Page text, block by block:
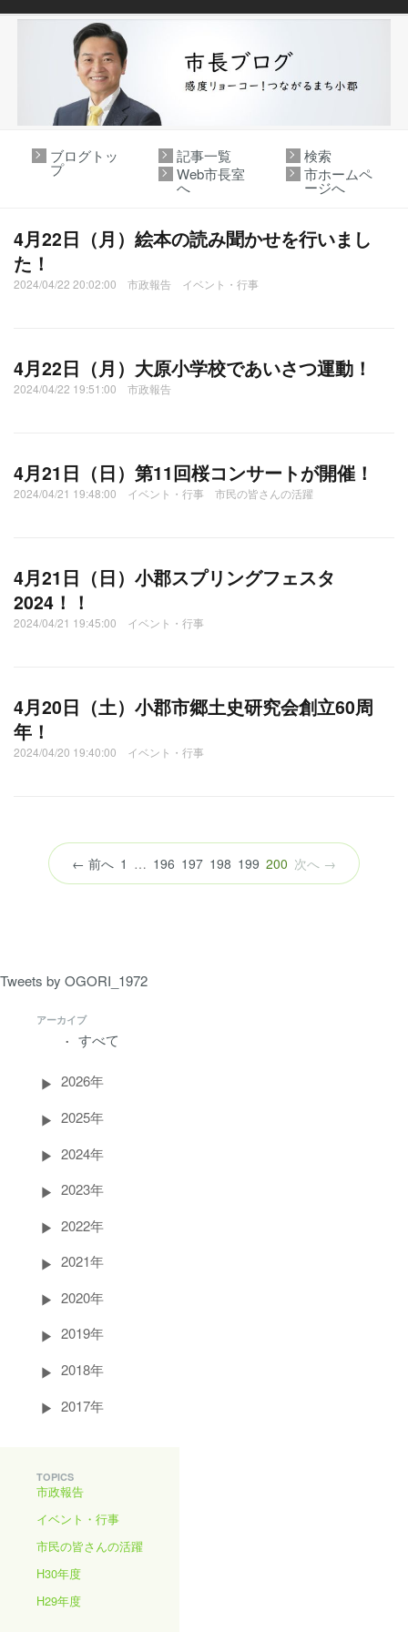
ブログトッ
プ
記事一覧
検索
Web市長室
へ
市ホームペ
ージへ
Tweets by OGORI_1972
アーカイブ
すべて
2026年
2025年
2024年
2023年
2022年
2021年
2020年
2019年
2018年
2017年
TOPICS
市政報告
イベント・行事
市民の皆さんの活躍
H30年度
H29年度
4月22日（月）絵本の読み聞かせを行いまし
た！
2024/04/22 20:02:00 市政報告 イベント・行事
4月22日（月）大原小学校であいさつ運動！
2024/04/22 19:51:00 市政報告
4月21日（日）第11回桜コンサートが開催！
2024/04/21 19:48:00 イベント・行事 市民の皆さんの活躍
4月21日（日）小郡スプリングフェスタ
2024！！
2024/04/21 19:45:00 イベント・行事
4月20日（土）小郡市郷土史研究会創立60周
年！
2024/04/20 19:40:00 イベント・行事
← 前へ 1 … 196 197 198 199 200 （こ
の
次へ →